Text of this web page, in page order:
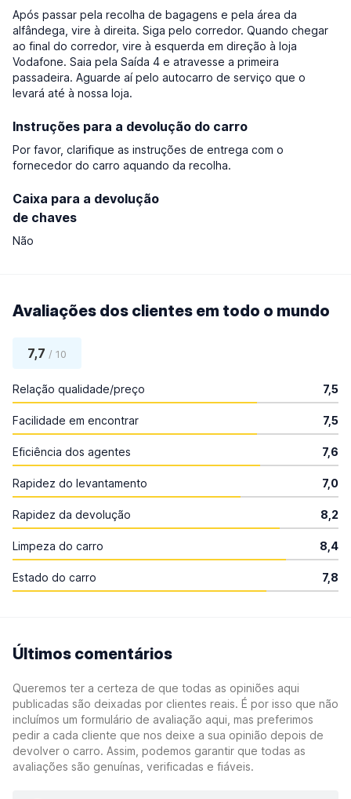
Após passar pela recolha de bagagens e pela área da
alfândega, vire à direita. Siga pelo corredor. Quando chegar
ao final do corredor, vire à esquerda em direção à loja
Vodafone. Saia pela Saída 4 e atravesse a primeira
passadeira. Aguarde aí pelo autocarro de serviço que o
levará até à nossa loja.
Instruções para a devolução do carro
Por favor, clarifique as instruções de entrega com o
fornecedor do carro aquando da recolha.
Caixa para a devolução
de chaves
Não
Avaliações dos clientes em todo o mundo
7,7 / 10
Relação qualidade/preço 7,5
Facilidade em encontrar 7,5
Eficiência dos agentes 7,6
Rapidez do levantamento 7,0
Rapidez da devolução 8,2
Limpeza do carro 8,4
Estado do carro 7,8
Últimos comentários
Queremos ter a certeza de que todas as opiniões aqui
publicadas são deixadas por clientes reais. É por isso que não
incluímos um formulário de avaliação aqui, mas preferimos
pedir a cada cliente que nos deixe a sua opinião depois de
devolver o carro. Assim, podemos garantir que todas as
avaliações são genuínas, verificadas e fiáveis.